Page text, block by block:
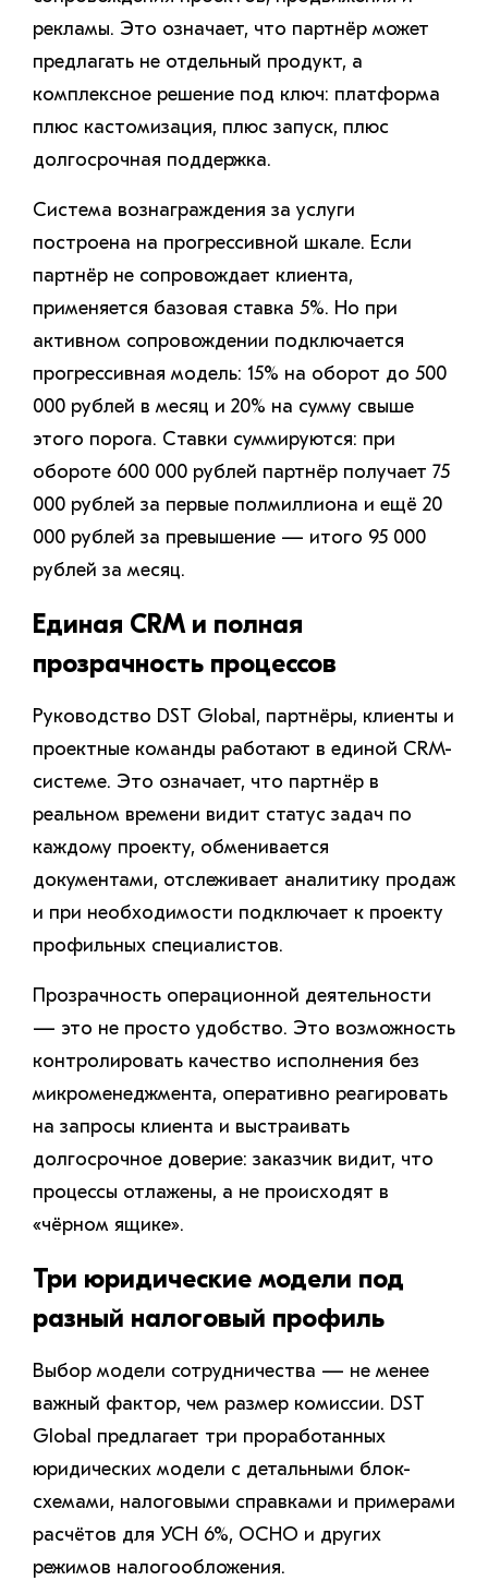
рекламы. Это означает, что партнёр может
предлагать не отдельный продукт, а
комплексное решение под ключ: платформа
плюс кастомизация, плюс запуск, плюс
долгосрочная поддержка.
Система вознаграждения за услуги
построена на прогрессивной шкале. Если
партнёр не сопровождает клиента,
применяется базовая ставка 5%. Но при
активном сопровождении подключается
прогрессивная модель: 15% на оборот до 500
000 рублей в месяц и 20% на сумму свыше
этого порога. Ставки суммируются: при
обороте 600 000 рублей партнёр получает 75
000 рублей за первые полмиллиона и ещё 20
000 рублей за превышение — итого 95 000
рублей за месяц.
Единая CRM и полная
прозрачность процессов
Руководство DST Global, партнёры, клиенты и
проектные команды работают в единой CRM-
системе. Это означает, что партнёр в
реальном времени видит статус задач по
каждому проекту, обменивается
документами, отслеживает аналитику продаж
и при необходимости подключает к проекту
профильных специалистов.
Прозрачность операционной деятельности
— это не просто удобство. Это возможность
контролировать качество исполнения без
микроменеджмента, оперативно реагировать
на запросы клиента и выстраивать
долгосрочное доверие: заказчик видит, что
процессы отлажены, а не происходят в
«чёрном ящике».
Три юридические модели под
разный налоговый профиль
Выбор модели сотрудничества — не менее
важный фактор, чем размер комиссии. DST
Global предлагает три проработанных
юридических модели с детальными блок-
схемами, налоговыми справками и примерами
расчётов для УСН 6%, ОСНО и других
режимов налогообложения.